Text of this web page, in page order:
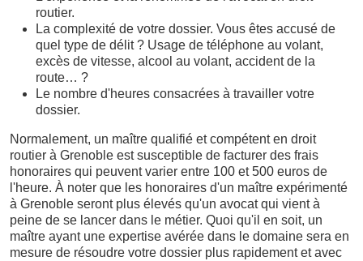
routier.
La complexité de votre dossier. Vous êtes accusé de
quel type de délit ? Usage de téléphone au volant,
excès de vitesse, alcool au volant, accident de la
route… ?
Le nombre d'heures consacrées à travailler votre
dossier.
Normalement, un maître qualifié et compétent en droit
routier à Grenoble est susceptible de facturer des frais
honoraires qui peuvent varier entre 100 et 500 euros de
l'heure. À noter que les honoraires d'un maître expérimenté
à Grenoble seront plus élevés qu'un avocat qui vient à
peine de se lancer dans le métier. Quoi qu'il en soit, un
maître ayant une expertise avérée dans le domaine sera en
mesure de résoudre votre dossier plus rapidement et avec